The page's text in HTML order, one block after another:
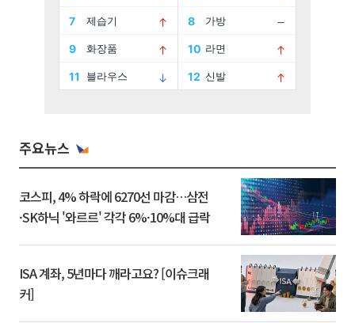
주요뉴스
코스피, 4% 하락에 6270선 마감…삼전
·SK하닉 '와르르' 각각 6%·10%대 급락
ISA 계좌, 5년마다 깨라고요? [이슈크래
커]